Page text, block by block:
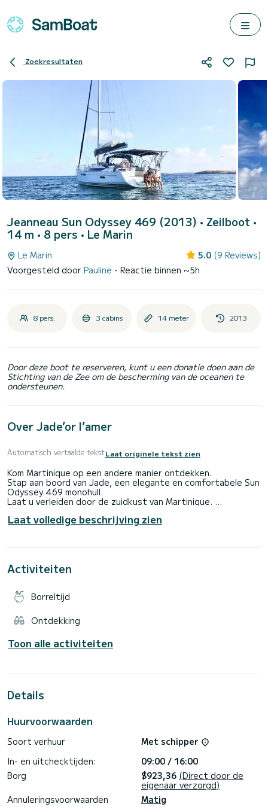
Zoekresultaten
Jeanneau Sun Odyssey 469 (2013) • Zeilboot •
14 m • 8 pers • Le Marin
Le Marin 5.0 (9 Reviews)
Voorgesteld door Pauline - Reactie binnen ~5h
8 pers. 3 cabins 14 meter 2013
Door deze boot te reserveren, kunt u een donatie doen aan de
Stichting van de Zee om de bescherming van de oceanen te
ondersteunen.
Over Jade’or l’amer
Automatisch vertaalde tekstLaat originele tekst zien
Kom Martinique op een andere manier ontdekken.
Stap aan boord van Jade, een elegante en comfortabele Sun
Odyssey 469 monohull.
Laat u verleiden door de zuidkust van Martinique.
- Dagtochten (9u-16u) vertrek vanuit de haven van Le Marin
- Maaltijden en drankjes niet inbegrepen (op aanvraag)
- Niet-roken boot
- Verplichte schipper
Laat volledige beschrijving zien
Activiteiten
Borreltijd
Ontdekking
Toon alle activiteiten
Details
Huurvoorwaarden
Soort verhuur
Met schipper
In- en uitchecktijden:
09:00 / 16:00
Borg
$923,36 (Direct door de
eigenaar verzorgd)
Annuleringsvoorwaarden
Matig